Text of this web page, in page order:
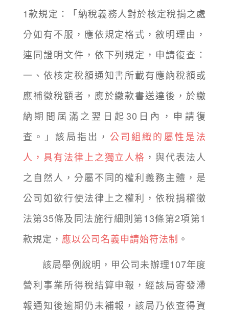
1款規定：「納稅義務人對於核定稅捐之處
分如有不服，應依規定格式，敘明理由，
連同證明文件，依下列規定，申請復查：
一、依核定稅額通知書所載有應納稅額或
應補徵稅額者，應於繳款書送達後，於繳
納期間屆滿之翌日起30日內，申請復
查。」該局指出， 公司組織的屬性是法
人，具有法律上之獨立人格 ，與代表法人
之自然人，分屬不同的權利義務主體，是
公司如欲行使法律上之權利，依稅捐稽徵
法第35條及同法施行細則第13條第2項第1
款規定， 應以公司名義申請始符法制 。
該局舉例說明，甲公司未辦理107年度
營利事業所得稅結算申報，經該局寄發滯
報通知後逾期仍未補報，該局乃依查得資